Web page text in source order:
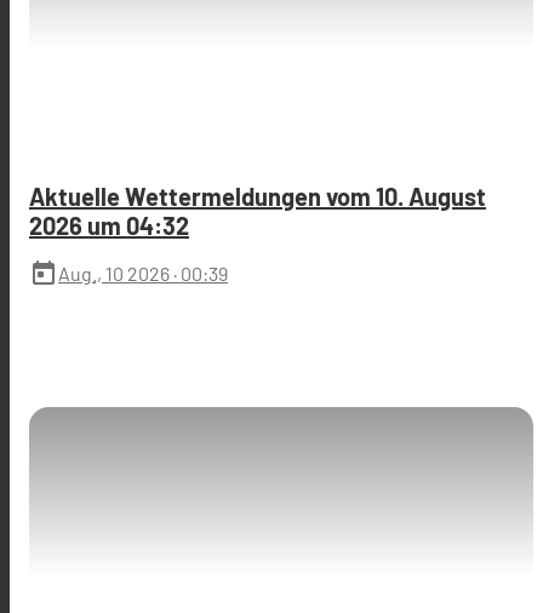
Aktuelle Wettermeldungen vom 10. August
2026 um 04:32
today Aug., 10 2026 · 00:39